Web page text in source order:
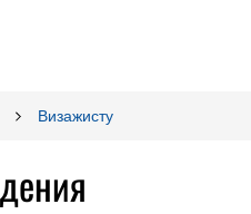
Визажисту